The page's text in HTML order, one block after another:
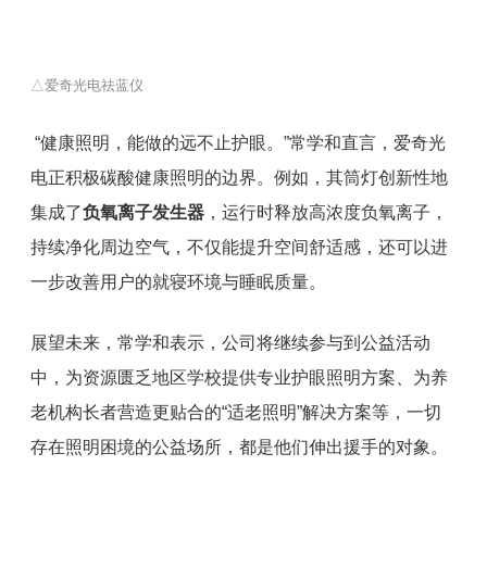
△爱奇光电祛蓝仪
“健康照明，能做的远不止护眼。”常学和直言，爱奇光
电正积极碳酸健康照明的边界。例如，其筒灯创新性地
集成了负氧离子发生器 ，运行时释放高浓度负氧离子，
持续净化周边空气，不仅能提升空间舒适感，还可以进
一步改善用户的就寝环境与睡眠质量。
展望未来，常学和表示， 公司将继续参与到公益活动
中， 为资源匮乏地区学校提供专业护眼照明方案、为养
老机构长者营造更贴合的“适老照明”解决方案等，一切
存在照明困境的公益场所，都是他们伸出援手的对象。